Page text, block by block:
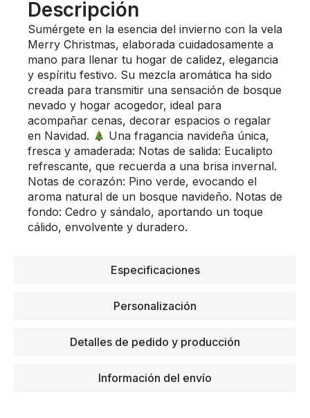
Especificaciones
Personalización
Detalles de pedido y producción
Información del envío
Descripción
Sumérgete en la esencia del invierno con la vela
Merry Christmas, elaborada cuidadosamente a
mano para llenar tu hogar de calidez, elegancia
y espíritu festivo. Su mezcla aromática ha sido
creada para transmitir una sensación de bosque
nevado y hogar acogedor, ideal para
acompañar cenas, decorar espacios o regalar
en Navidad.
Una fragancia navideña única,
fresca y amaderada: Notas de salida: Eucalipto
refrescante, que recuerda a una brisa invernal.
Notas de corazón: Pino verde, evocando el
aroma natural de un bosque navideño. Notas de
fondo: Cedro y sándalo, aportando un toque
cálido, envolvente y duradero.